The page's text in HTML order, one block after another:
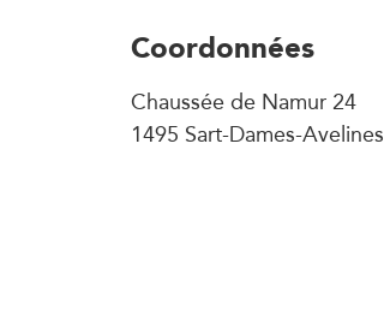
Coordonnées
Chaussée de Namur 24
1495 Sart-Dames-Avelines